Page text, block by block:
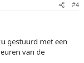
#4
gestuurd met een
van de